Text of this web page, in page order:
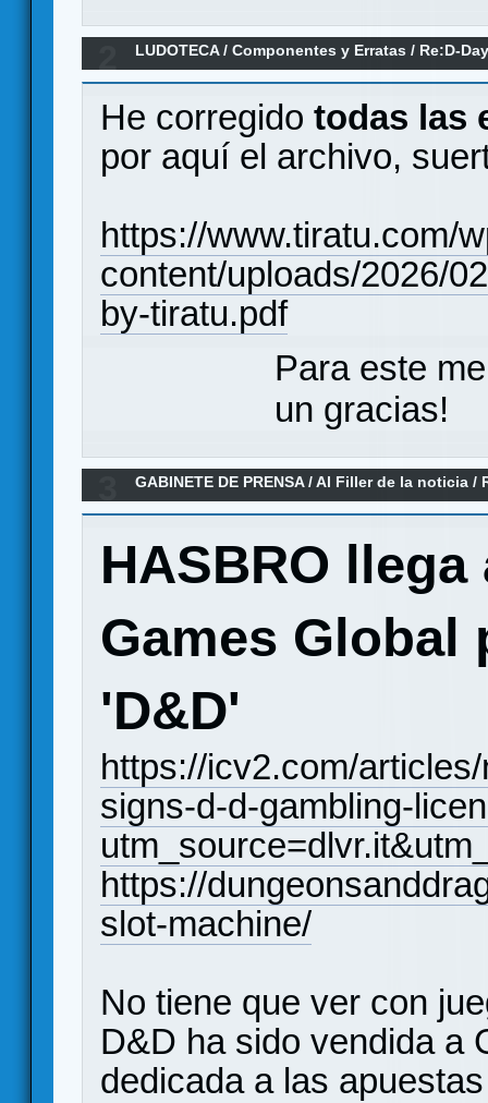
LUDOTECA/Componentes y Erratas / Re:D-
(Erratas)
He corregido todas las
por aquí el archivo,
https://www.tiratu.com/
content/uploads/2026/
by-tiratu.pdf
Para este
un gracias!
GABINETE DE PRENSA/Al Filler de la noticia /
HASBRO
Games Global
'D&D'
https://icv2.com/
signs-d-d-gambling-
https://
slot-machine/
No tiene que ver con
D&D ha sido vendida a
dedicada a las